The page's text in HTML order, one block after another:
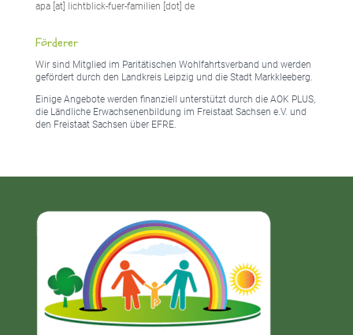
apa [at] lichtblick-fuer-familien [dot] de
Förderer
Wir sind Mitglied im Paritätischen Wohlfahrtsverband und werden
gefördert durch den Landkreis Leipzig und die Stadt Markkleeberg.
Einige Angebote werden finanziell unterstützt durch die AOK PLUS,
die Ländliche Erwachsenenbildung im Freistaat Sachsen e.V. und
den Freistaat Sachsen über EFRE.